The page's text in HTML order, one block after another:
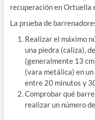
recuperación en Ortuella
La prueba de
Realizar el máximo
una piedra (caliza),
(generalmente 13
(vara metálica) en
entre 20 minutos y
Comprobar qué
realizar un número